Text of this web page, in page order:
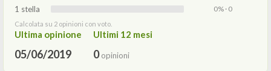
1 stella 0% · 0
Calcolata su 2 opinioni con voto.
Ultima opinione
05/06/2019
Ultimi 12 mesi
0opinioni